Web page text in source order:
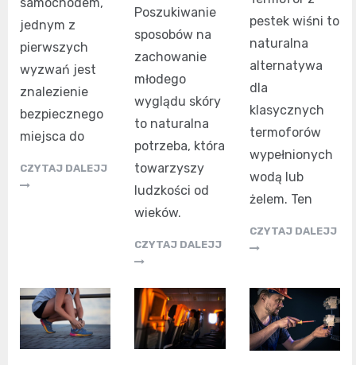
jednym z
pierwszych
wyzwań jest
znalezienie
bezpiecznego
miejsca do
CZYTAJ DALEJJ
Poszukiwanie
sposobów na
zachowanie
młodego
wyglądu skóry
to naturalna
potrzeba, która
towarzyszy
ludzkości od
wieków.
CZYTAJ DALEJJ
pestek wiśni to
naturalna
alternatywa
dla
klasycznych
termoforów
wypełnionych
wodą lub
żelem. Ten
CZYTAJ DALEJJ